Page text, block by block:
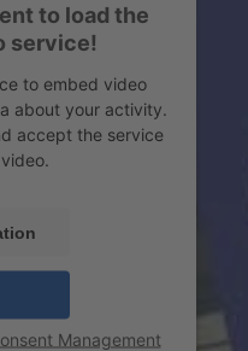
to load the
service!
to embed video
about your activity.
accept the service
Management